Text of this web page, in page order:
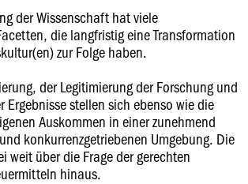
der Wissenschaft hat viele
die langfristig eine Transformation
zur Folge haben.
der Legitimierung der Forschung und
Ergebnisse stellen sich ebenso wie die
Auskommen in einer zunehmend
konkurrenzgetriebenen Umgebung. Die
weit über die Frage der gerechten
hinaus.